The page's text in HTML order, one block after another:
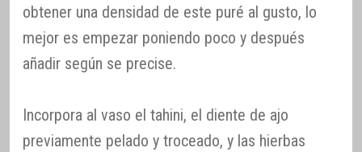
obtener una densidad de este puré al gusto, lo
mejor es empezar poniendo poco y después
añadir según se precise.
Incorpora al vaso el tahini, el diente de ajo
previamente pelado y troceado, y las hierbas